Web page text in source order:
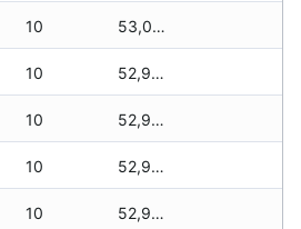
10 53,000 zł
10 52,985 zł
10 52,985 zł
10 52,985 zł
10 52,985 zł